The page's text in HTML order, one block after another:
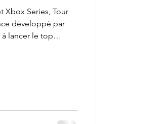
Xbox Series, Tour
développé par
lancer le top